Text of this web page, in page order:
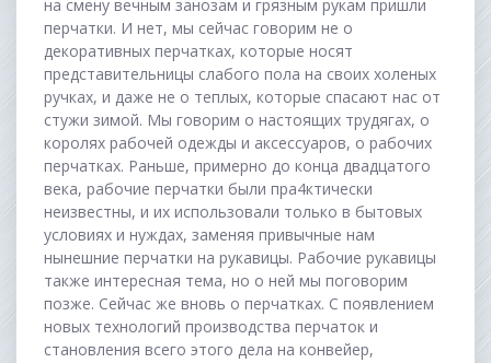
на смену вечным занозам и грязным рукам пришли
перчатки. И нет, мы сейчас говорим не о
декоративных перчатках, которые носят
представительницы слабого пола на своих холеных
ручках, и даже не о теплых, которые спасают нас от
стужи зимой. Мы говорим о настоящих трудягах, о
королях рабочей одежды и аксессуаров, о рабочих
перчатках. Раньше, примерно до конца двадцатого
века, рабочие перчатки были пра4ктически
неизвестны, и их использовали только в бытовых
условиях и нуждах, заменяя привычные нам
нынешние перчатки на рукавицы. Рабочие рукавицы
также интересная тема, но о ней мы поговорим
позже. Сейчас же вновь о перчатках. С появлением
новых технологий производства перчаток и
становления всего этого дела на конвейер,